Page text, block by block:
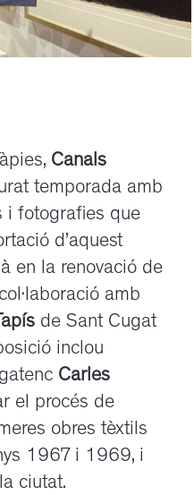
Canals
temporada amb
i fotografies que
d’aquest
en la renovació de
amb
de Sant Cugat
inclou
Carles
el procés de
obres tèxtils
1967 i 1969, i
ciutat.